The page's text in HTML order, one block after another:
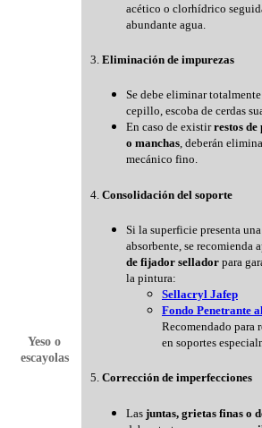
Yeso o
escayolas
acético o clorhídrico
abundante agua.
3. Eliminación de impurezas
Se debe eliminar
cepillo, escoba de cerdas
En caso de existirrestos de
o manchas, deberán
mecánico fino.
4. Consolidación del soporte
Si la superficie presenta
absorbente, se recomienda
de fijador sellador para
la pintura:
Sellacryl Jafep
Fondo Penetrante
Recomendado para
en soportes
5. Corrección de imperfecciones
Las juntas, grietas finas o